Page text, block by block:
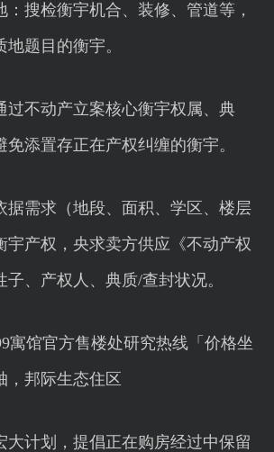
搜检衡宇机合、装修、管道等，
题目的衡宇。
不动产立案核心衡宇权属、典
免添置存正在产权纠缠的衡宇。
需求（地段、面积、学区、楼层
宇产权，央求卖方供应《不动产权
、产权人、典质/查封状况。
馆官方售楼处研究热线「价格坐
，邦际生态住区
计划，提倡正在购房经过中保留